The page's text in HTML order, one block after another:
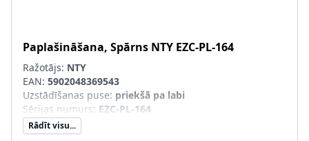
Paplašināšana, Spārns NTY EZC-PL-164
Ražotājs: NTY
EAN: 5902048369543
Uzstādīšanas puse: priekšā pa labi
Sērijas numurs: EZC-PL-164
Rādīt visu...